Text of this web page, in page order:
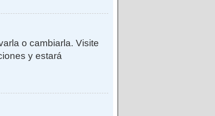
o cambiarla. Visite
y estará